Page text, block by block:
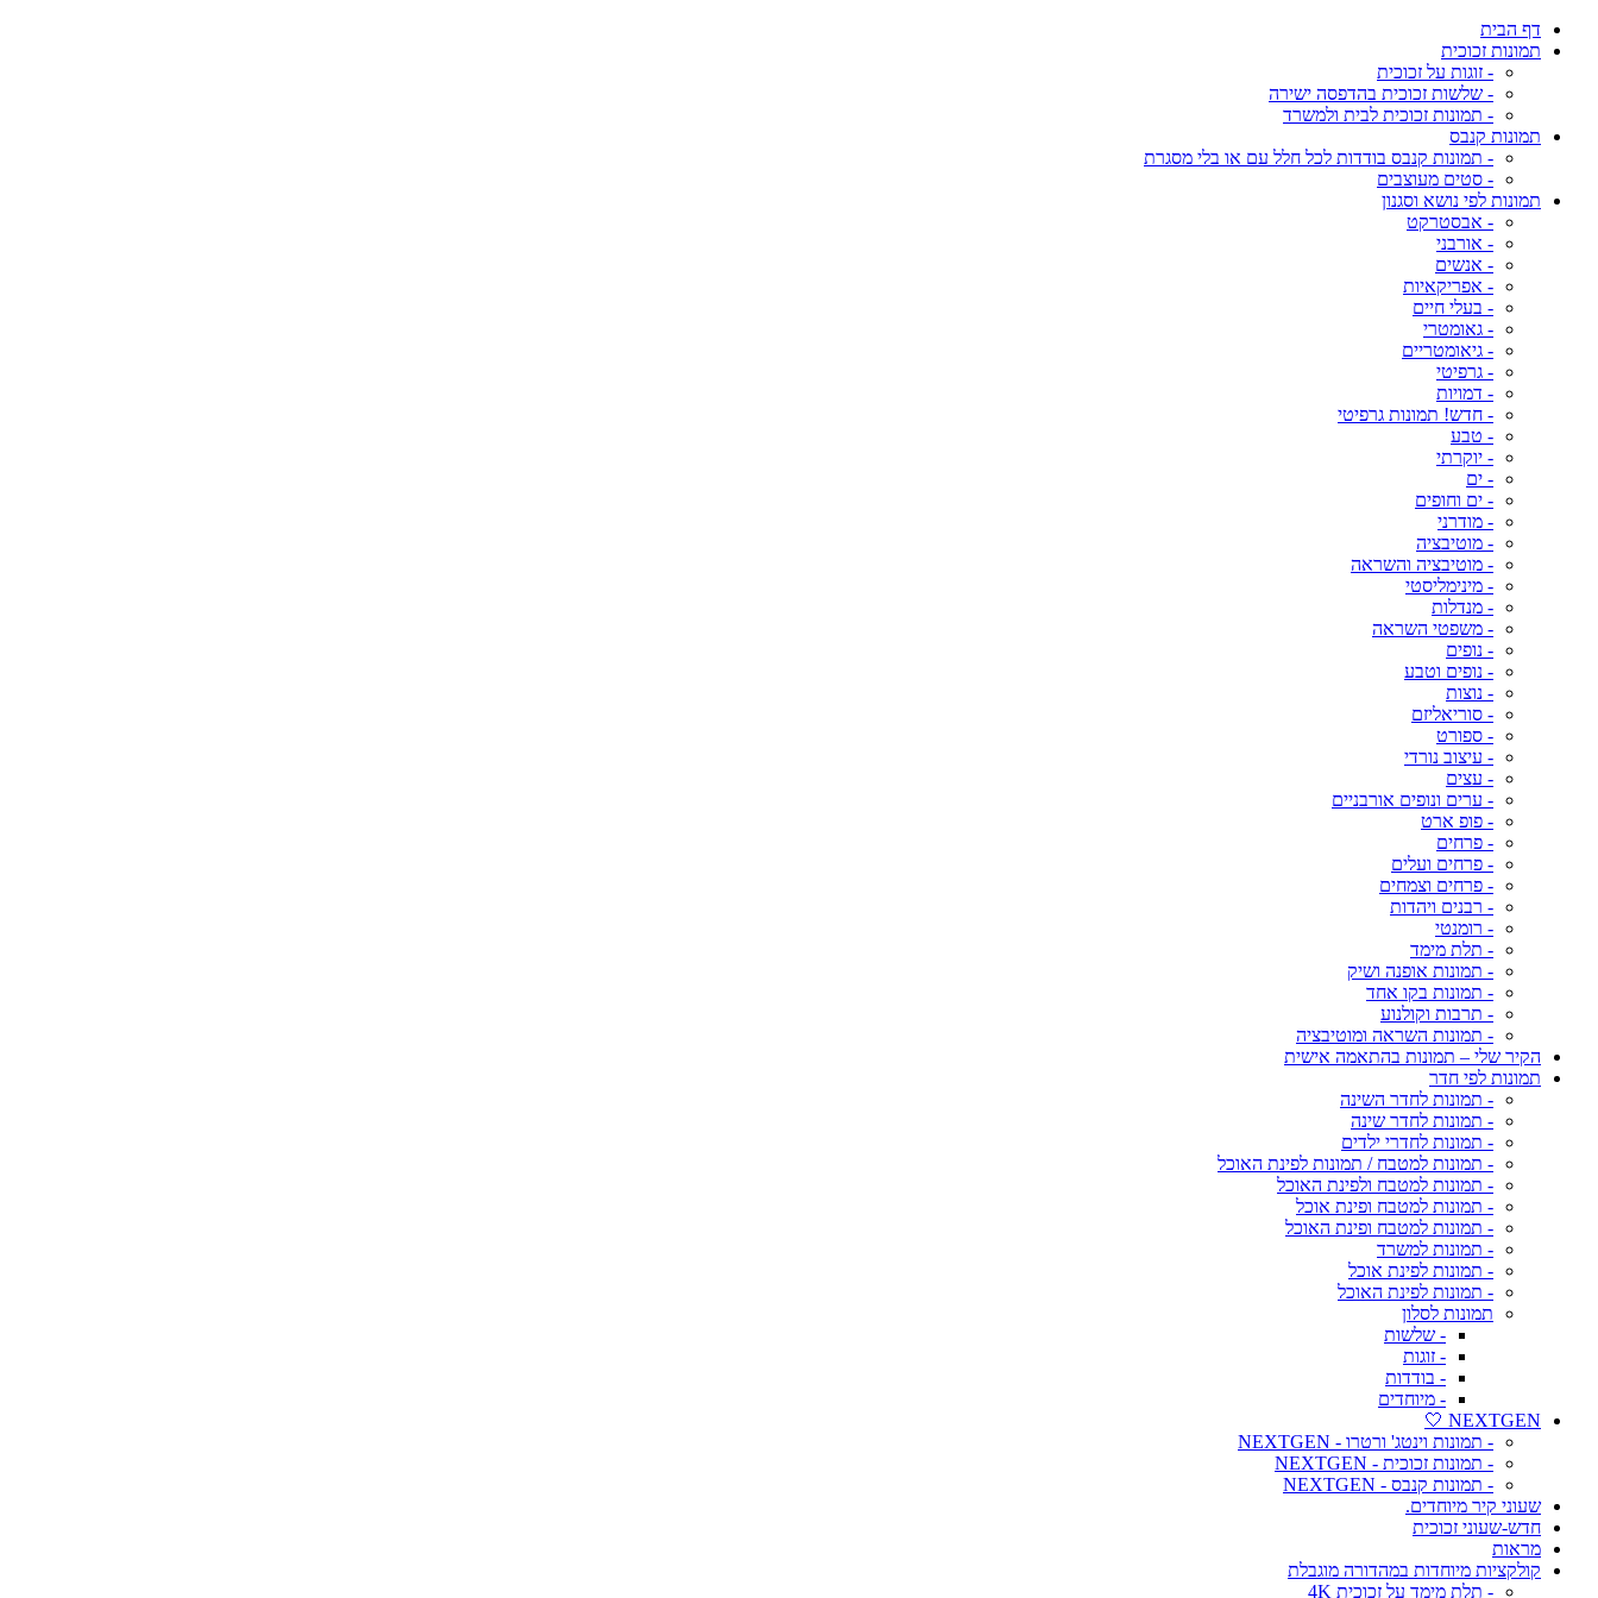
דף הבית
תמונות זכוכית
- זוגות על זכוכית
- שלשות זכוכית בהדפסה ישירה
- תמונות זכוכית לבית ולמשרד
תמונות קנבס
- תמונות קנבס בודדות לכל חלל עם או בלי מסגרת
- סטים מעוצבים
תמונות לפי נושא וסגנון
- אבסטרקט
- אורבני
- אנשים
- אפריקאיות
- בעלי חיים
- גאומטרי
- גיאומטריים
- גרפיטי
- דמויות
- חדש! תמונות גרפיטי
- טבע
- יוקרתי
- ים
- ים וחופים
- מודרני
- מוטיבציה
- מוטיבציה והשראה
- מינימליסטי
- מנדלות
- משפטי השראה
- נופים
- נופים וטבע
- נוצות
- סוריאליזם
- ספורט
- עיצוב נורדי
- עצים
- ערים ונופים אורבניים
- פופ ארט
- פרחים
- פרחים ועלים
- פרחים וצמחים
- רבנים ויהדות
- רומנטי
- תלת מימד
- תמונות אופנה ושיק
- תמונות בקו אחד
- תרבות וקולנוע
- תמונות השראה ומוטיבציה
הקיר שלי – תמונות בהתאמה אישית
תמונות לפי חדר
- תמונות לחדר השינה
- תמונות לחדר שינה
- תמונות לחדרי ילדים
- תמונות למטבח / תמונות לפינת האוכל
- תמונות למטבח ולפינת האוכל
- תמונות למטבח ופינת אוכל
- תמונות למטבח ופינת האוכל
- תמונות למשרד
- תמונות לפינת אוכל
- תמונות לפינת האוכל
תמונות לסלון
- שלשות
- זוגות
- בודדות
- מיוחדים
NEXTGEN 🤍
- תמונות וינטג' ורטרו - NEXTGEN
- תמונות זכוכית - NEXTGEN
- תמונות קנבס - NEXTGEN
שעוני קיר מיוחדים.
חדש-שעוני זכוכית
מראות
קולקציות מיוחדות במהדורה מוגבלת
- תלת מימד על זכוכית 4K